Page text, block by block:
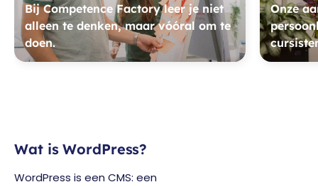
Bij Competence Factory leer je niet
alleen te denken, maar vóóral om te
doen.
Onze
Wat is WordPress?
WordPress is een CMS: een